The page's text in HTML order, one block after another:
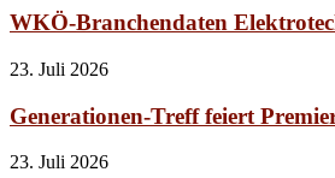
WKÖ-Branchendaten
23. Juli 2026
Generationen-Treff feiert
23. Juli 2026